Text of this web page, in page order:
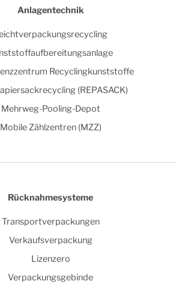
Anlagentechnik
Recyclingkunststoffe
(REPASACK)
Mehrweg-Pooling-Depot
Mobile Zählzentren (MZZ)
Rücknahmesysteme
Transportverpackungen
Verkaufsverpackung
Lizenzero
Verpackungsgebinde